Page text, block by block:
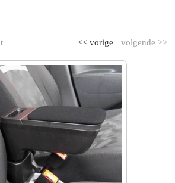
volgende >>
<< vorige